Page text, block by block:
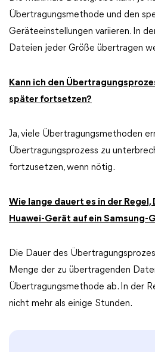
Übertragungsmethode und den
Geräteeinstellungen variieren. In
Dateien jeder Größe übertragen
Kann ich den
später fortsetzen?
Ja, viele Übertragungsmethoden
Übertragungsprozess zu
fortzusetzen, wenn nötig.
Wie lange dauert es in der Regel,
Huawei-Gerät auf ein Samsung-
Die Dauer des
Menge der zu übertragenden
Übertragungsmethode ab. In der
nicht mehr als einige Stunden.